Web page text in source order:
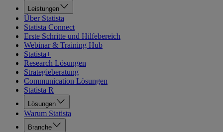
Leistungen
Über Statista
Statista Connect
Erste Schritte und Hilfebereich
Webinar & Training Hub
Statista+
Research Lösungen
Strategieberatung
Communication Lösungen
Statista R
Lösungen
Warum Statista
Branche